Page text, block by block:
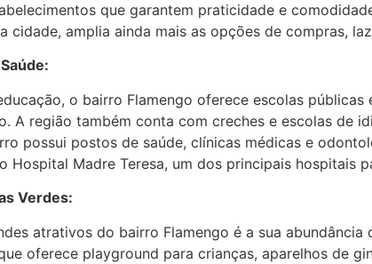
que garantem praticidade e
cidade, amplia ainda mais as opções de compras,
o bairro Flamengo oferece escolas
A região também conta com creches e escolas de
possui postos de saúde, clínicas médicas e
Hospital Madre Teresa, um dos principais hospitais
Verdes:
atrativos do bairro Flamengo é a sua
oferece playground para crianças, aparelhos de